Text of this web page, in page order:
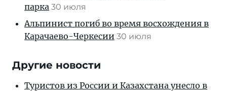
парка 30 июля
Альпинист погиб во время восхождения в
Карачаево-Черкесии 30 июля
Другие новости
Туристов из России и Казахстана унесло в